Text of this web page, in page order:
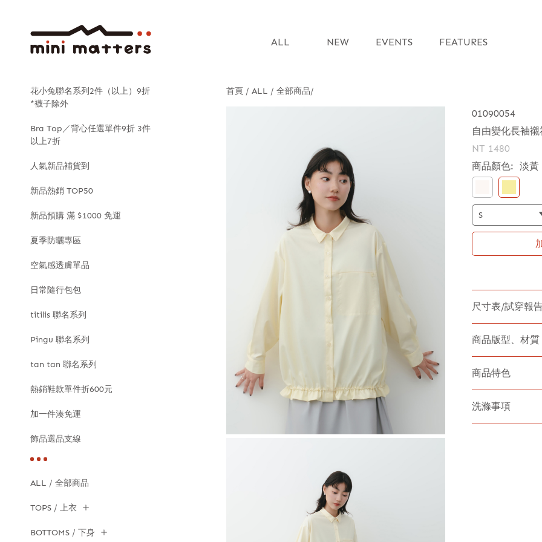
ALL NEW EVENTS FEATURES
花小兔聯名系列2件（以上）9折
*襪子除外
Bra Top／背心任選單件9折 3件
以上7折
人氣新品補貨到
新品熱銷 TOP50
新品預購 滿 $1000 免運
夏季防曬專區
空氣感透膚單品
日常隨行包包
titilis 聯名系列
Pingu 聯名系列
tan tan 聯名系列
熱銷鞋款單件折600元
加一件湊免運
飾品選品支線
ALL / 全部商品
TOPS / 上衣
BOTTOMS / 下身
首頁 ALL / 全部商品
01090054
自由變化長袖襯
NT 1480
商品顏色: 淡黃
尺寸表/試穿報
商品版型、材質
商品特色
洗滌事項